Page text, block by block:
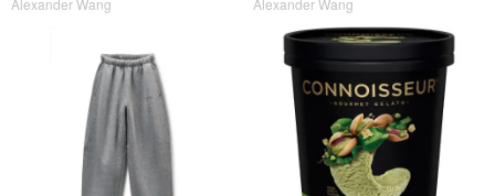
Alexander Wang Alexander Wang